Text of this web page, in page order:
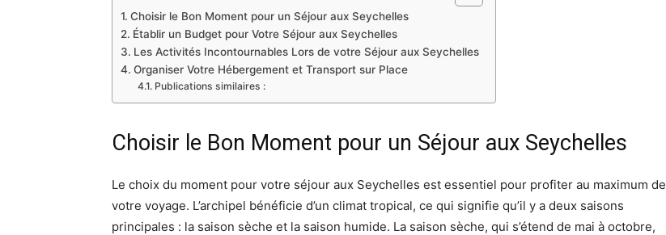
Choisir le Bon Moment pour un Séjour aux Seychelles
Établir un Budget pour Votre Séjour aux Seychelles
Les Activités Incontournables Lors de votre Séjour aux Seychelles
Organiser Votre Hébergement et Transport sur Place
Publications similaires :
Choisir le Bon Moment pour un Séjour aux Seychelles
Le choix du moment pour votre séjour aux Seychelles est essentiel pour profiter au maximum de
votre voyage. L’archipel bénéficie d’un climat tropical, ce qui signifie qu’il y a deux saisons
principales : la saison sèche et la saison humide. La saison sèche, qui s’étend de mai à octobre,